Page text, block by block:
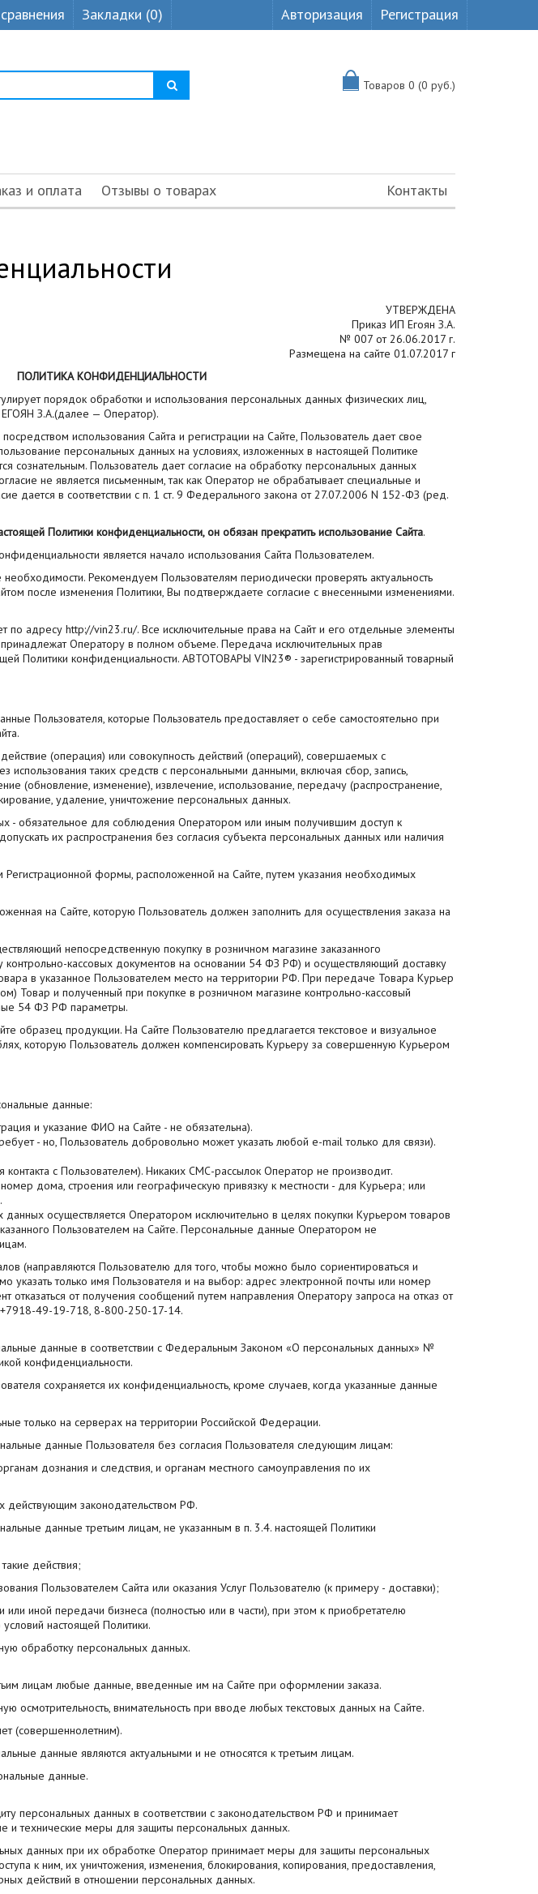
Закладки (0) Авторизация Регистрация
Товаров 0 (0 руб.)
и оплата Отзывы о товарах Контакты
УТВЕРЖДЕНА
Приказ ИП Егоян З.А.
№ 007 от 26.06.2017 г.
Размещена на сайте 01.07.2017 г
ПОЛИТИКА КОНФИДЕНЦИАЛЬНОСТИ
порядок обработки и использования персональных данных физических лиц,
З.А.(далее — Оператор).
использования Сайта и регистрации на Сайте, Пользователь дает свое
персональных данных на условиях, изложенных в настоящей Политике
сознательным. Пользователь дает согласие на обработку персональных данных
не является письменным, так как Оператор не обрабатывает специальные и
дается в соответствии с п. 1 ст. 9 Федерального закона от 27.07.2006 N 152-ФЗ (ред.
Политики конфиденциальности, он обязан прекратить использование Сайта.
является начало использования Сайта Пользователем.
Рекомендуем Пользователям периодически проверять актуальность
после изменения Политики, Вы подтверждаете согласие с внесенными изменениями.
по адресу http://vin23.ru/. Все исключительные права на Сайт и его отдельные элементы
Оператору в полном объеме. Передача исключительных прав
Политики конфиденциальности. АВТОТОВАРЫ VIN23® - зарегистрированный товарный
Пользователя, которые Пользователь предоставляет о себе самостоятельно при
(операция) или совокупность действий (операций), совершаемых с
использования таких средств с персональными данными, включая сбор, запись,
(обновление, изменение), извлечение, использование, передачу (распространение,
удаление, уничтожение персональных данных.
- обязательное для соблюдения Оператором или иным получившим доступ к
их распространения без согласия субъекта персональных данных или наличия
Регистрационной формы, расположенной на Сайте, путем указания необходимых
на Сайте, которую Пользователь должен заполнить для осуществления заказа на
непосредственную покупку в розничном магазине заказанного
кассовых документов на основании 54 ФЗ РФ) и осуществляющий доставку
в указанное Пользователем место на территории РФ. При передаче Товара Курьер
Товар и полученный при покупке в розничном магазине контрольно-кассовый
54 ФЗ РФ параметры.
образец продукции. На Сайте Пользователю предлагается текстовое и визуальное
которую Пользователь должен компенсировать Курьеру за совершенную Курьером
данные:
и указание ФИО на Сайте - не обязательна).
- но, Пользователь добровольно может указать любой e-mail только для связи).
с Пользователем). Никаких СМС-рассылок Оператор не производит.
дома, строения или географическую привязку к местности - для Курьера; или
осуществляется Оператором исключительно в целях покупки Курьером товаров
Пользователем на Сайте. Персональные данные Оператором не
(направляются Пользователю для того, чтобы можно было сориентироваться и
указать только имя Пользователя и на выбор: адрес электронной почты или номер
от получения сообщений путем направления Оператору запроса на отказ от
+7918-49-19-718, 8-800-250-17-14.
данные в соответствии с Федеральным Законом «О персональных данных» №
конфиденциальности.
сохраняется их конфиденциальность, кроме случаев, когда указанные данные
только на серверах на территории Российской Федерации.
данные Пользователя без согласия Пользователя следующим лицам:
дознания и следствия, и органам местного самоуправления по их
действующим законодательством РФ.
данные третьим лицам, не указанным в п. 3.4. настоящей Политики
действия;
Пользователем Сайта или оказания Услуг Пользователю (к примеру - доставки);
иной передачи бизнеса (полностью или в части), при этом к приобретателю
настоящей Политики.
обработку персональных данных.
лицам любые данные, введенные им на Сайте при оформлении заказа.
осмотрительность, внимательность при вводе любых текстовых данных на Сайте.
(совершеннолетним).
данные являются актуальными и не относятся к третьим лицам.
данные.
персональных данных в соответствии с законодательством РФ и принимает
и технические меры для защиты персональных данных.
данных при их обработке Оператор принимает меры для защиты персональных
к ним, их уничтожения, изменения, блокирования, копирования, предоставления,
действий в отношении персональных данных.